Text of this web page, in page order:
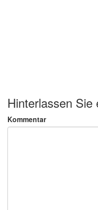
Hinterlassen
Kommentar